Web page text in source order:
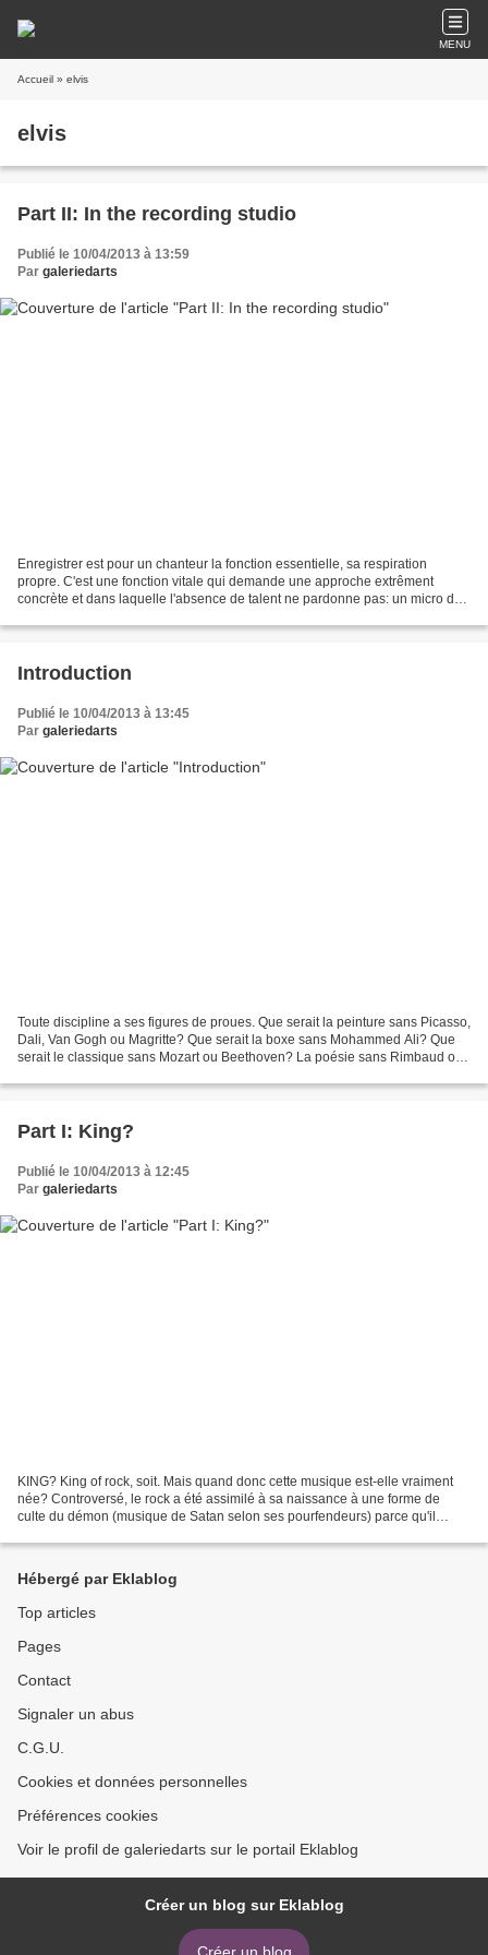
MENU
Accueil » elvis
elvis
Part II: In the recording studio
Publié le 10/04/2013 à 13:59
Par galeriedarts
Enregistrer est pour un chanteur la fonction essentielle, sa respiration
propre. C'est une fonction vitale qui demande une approche extrêment
concrète et dans laquelle l'absence de talent ne pardonne pas: un micro de
Introduction
Publié le 10/04/2013 à 13:45
Par galeriedarts
Toute discipline a ses figures de proues. Que serait la peinture sans Picasso,
Dali, Van Gogh ou Magritte? Que serait la boxe sans Mohammed Ali? Que
serait le classique sans Mozart ou Beethoven? La poésie sans Rimbaud ou
Part I: King?
Publié le 10/04/2013 à 12:45
Par galeriedarts
KING? King of rock, soit. Mais quand donc cette musique est-elle vraiment
née? Controversé, le rock a été assimilé à sa naissance à une forme de
culte du démon (musique de Satan selon ses pourfendeurs) parce qu'il
Hébergé par Eklablog
Top articles
Pages
Contact
Signaler un abus
C.G.U.
Cookies et données personnelles
Préférences cookies
Voir le profil de galeriedarts sur le portail Eklablog
Créer un blog sur Eklablog